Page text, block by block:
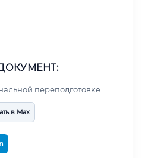
переподготовке
в Max